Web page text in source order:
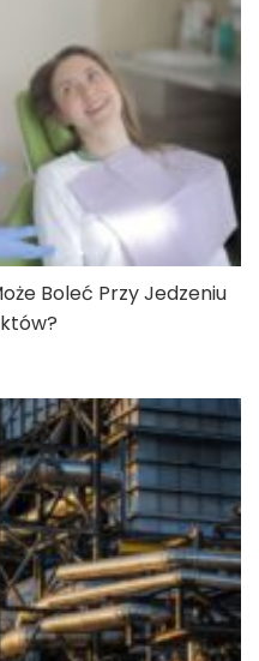
Boleć Przy Jedzeniu